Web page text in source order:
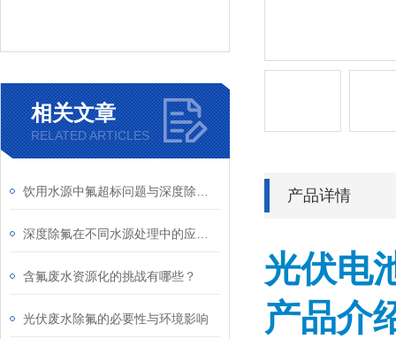
相关文章
RELATED ARTICLES
含氟废水资源化的挑战有哪些？
光伏废水除氟的必要性与环境影响
产品详情
光伏电
产品介